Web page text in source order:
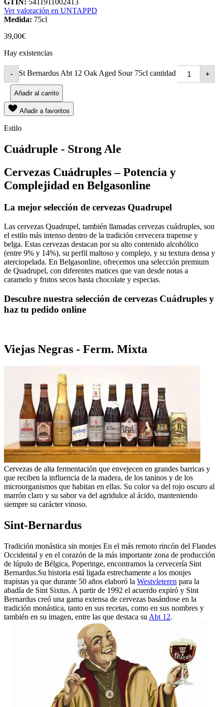
GTIN: 5411911002413
Ver valoración en UNTAPPD
Medida: 75cl
39,00€
Hay existencias
- St Bernardus Abt 12 Oak Aged Sour 75cl cantidad +
Añadir al carrito
Añadir a favoritos
Estilo
Cuádruple - Strong Ale
Cervezas Cuádruples – Potencia y
Complejidad en Belgasonline
La mejor selección de cervezas Quadrupel
Las cervezas Quadrupel, también llamadas cervezas cuádruples, son
el estilo más intenso dentro de la tradición cervecera trapense y
belga. Estas cervezas destacan por su alto contenido alcohólico
(entre 9% y 14%), su perfil maltoso y complejo, y su textura densa y
aterciopelada. En Belgasonline, ofrecemos una selección premium
de Quadrupel, con diferentes matices que van desde notas a
caramelo y frutos secos hasta chocolate y especias.
Descubre nuestra selección de cervezas Cuádruples y
haz tu pedido online
Viejas Negras - Ferm. Mixta
Cervezas de alta fermentación que envejecen en grandes barricas y
que reciben la influencia de la madera, de los taninos y de los
microorganismos que habitan en ellas. Su color va del rojo oscuro al
marrón claro y su sabor va del agridulce al ácido, manteniendo
siempre su carácter vinoso.
Sint-Bernardus
Tradición monástica sin monjes En el más remoto rincón del Flandes
Occidental y en el corazón de la más importante zona de producción
de lúpulo de Bélgica, Poperinge, encontramos la cervecería Sint
Bernardus.Su historia está ligada estrechamente a los monjes
trapistas ya que durante 50 años elaboró la Westvleteren para la
abadía de Sint Sixtus. A partir de 1992 el acuerdo expiró y Sint
Bernardus creó una gama extensa de cervezas basándose en la
tradición monástica, tanto en sus recetas, como en sus nombres y
también en su imagen, entre las que destaca su Abt 12.